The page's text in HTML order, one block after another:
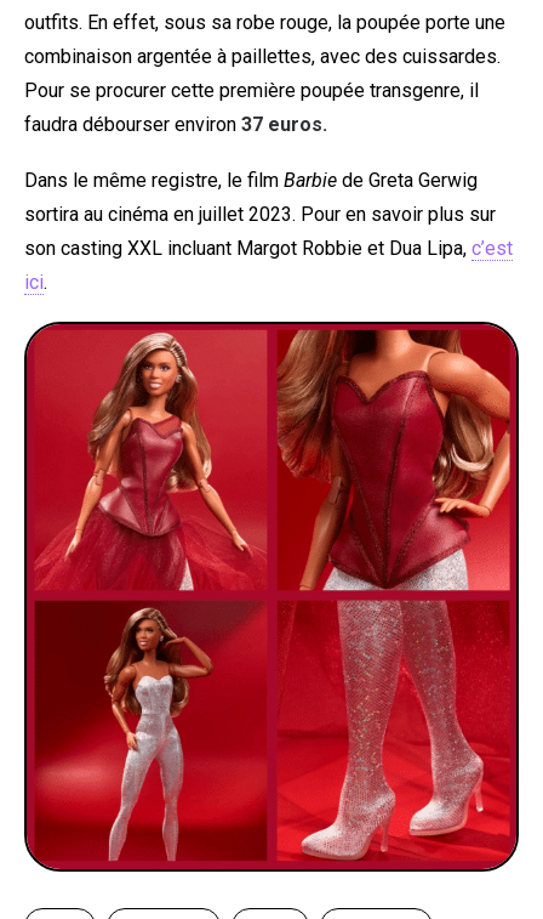
outfits. En effet, sous sa robe rouge, la poupée porte une
combinaison argentée à paillettes, avec des cuissardes.
Pour se procurer cette première poupée transgenre, il
faudra débourser environ 37 euros.
Dans le même registre, le film Barbie de Greta Gerwig
sortira au cinéma en juillet 2023. Pour en savoir plus sur
son casting XXL incluant Margot Robbie et Dua Lipa, c’est
ici.